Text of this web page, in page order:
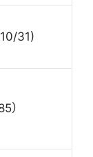
31)
）